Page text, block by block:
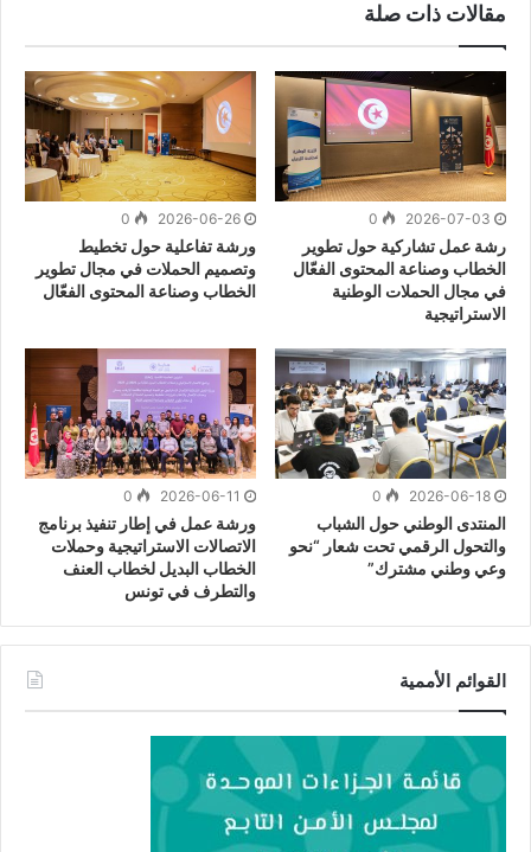
مقالات ذات صلة
2026-07-03
0
رشة عمل تشاركية حول تطوير
الخطاب وصناعة المحتوى الفعّال
في مجال الحملات الوطنية
الاستراتيجية
2026-06-26
0
ورشة تفاعلية حول تخطيط
وتصميم الحملات في مجال تطوير
الخطاب وصناعة المحتوى الفعّال
2026-06-18
0
المنتدى الوطني حول الشباب
والتحول الرقمي تحت شعار “نحو
وعي وطني مشترك”
2026-06-11
0
ورشة عمل في إطار تنفيذ برنامج
الاتصالات الاستراتيجية وحملات
الخطاب البديل لخطاب العنف
والتطرف في تونس
القوائم الأممية